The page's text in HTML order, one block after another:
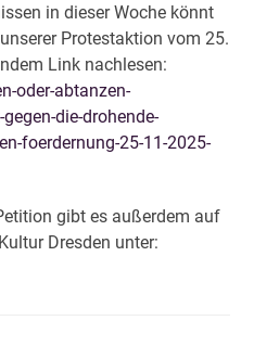
in dieser Woche könnt
Protestaktion vom 25.
Link nachlesen:
oder-abtanzen-
die-drohende-
foerdernung-25-11-2025-
gibt es außerdem auf
Dresden unter: